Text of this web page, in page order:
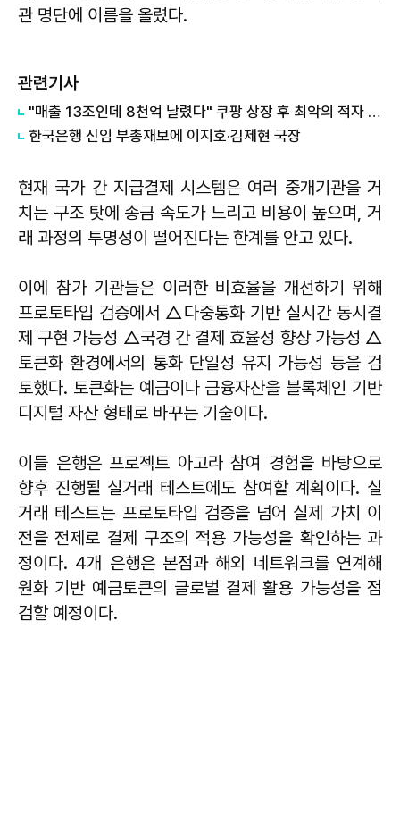
관 명단에 이름을 올렸다.
관련기사
"매출 13조인데 8천억 날렸다" 쿠팡 상장 후 최악의 적자 쇼크… 13년 만에 '금' 쓸어 담는 한국은행
한국은행 신임 부총재보에 이지호·김제현 국장
현재 국가 간 지급결제 시스템은 여러 중개기관을 거
치는 구조 탓에 송금 속도가 느리고 비용이 높으며, 거
래 과정의 투명성이 떨어진다는 한계를 안고 있다.
이에 참가 기관들은 이러한 비효율을 개선하기 위해
프로토타입 검증에서 △다중통화 기반 실시간 동시결
제 구현 가능성 △국경 간 결제 효율성 향상 가능성 △
토큰화 환경에서의 통화 단일성 유지 가능성 등을 검
토했다. 토큰화는 예금이나 금융자산을 블록체인 기반
디지털 자산 형태로 바꾸는 기술이다.
이들 은행은 프로젝트 아고라 참여 경험을 바탕으로
향후 진행될 실거래 테스트에도 참여할 계획이다. 실
거래 테스트는 프로토타입 검증을 넘어 실제 가치 이
전을 전제로 결제 구조의 적용 가능성을 확인하는 과
정이다. 4개 은행은 본점과 해외 네트워크를 연계해
원화 기반 예금토큰의 글로벌 결제 활용 가능성을 점
검할 예정이다.